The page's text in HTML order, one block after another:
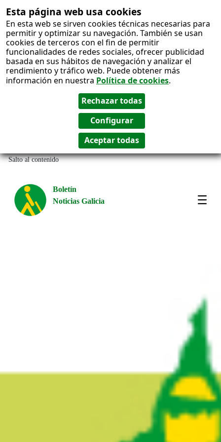
Esta página web usa cookies
En esta web se sirven cookies técnicas necesarias para
permitir y optimizar su navegación. También se usan
cookies de terceros con el fin de permitir
funcionalidades de redes sociales, ofrecer publicidad
basada en sus hábitos de navegación y analizar el
rendimiento y tráfico web. Puede obtener más
información en nuestra Política de cookies.
Salto al contenido
Boletín
Noticias Galicia